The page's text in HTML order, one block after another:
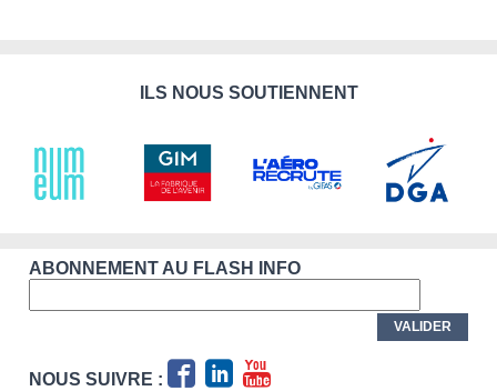
ILS NOUS SOUTIENNENT
ABONNEMENT AU FLASH INFO
NOUS SUIVRE :